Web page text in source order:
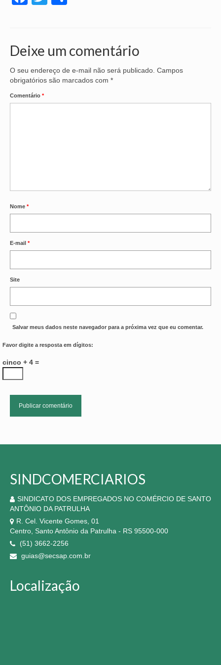
Deixe um comentário
O seu endereço de e-mail não será publicado. Campos
obrigatórios são marcados com *
Comentário *
Nome *
E-mail *
Site
Salvar meus dados neste navegador para a próxima vez que eu comentar.
Favor digite a resposta em dígitos:
cinco + 4 =
SINDCOMERCIARIOS
SINDICATO DOS EMPREGADOS NO COMÉRCIO DE SANTO
ANTÔNIO DA PATRULHA
R. Cel. Vicente Gomes, 01
Centro, Santo Antônio da Patrulha - RS 95500-000
(51) 3662-2256
guias@secsap.com.br
Localização